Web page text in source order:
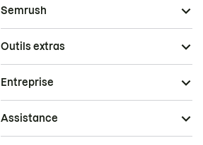
Semrush
Outils extras
Entreprise
Assistance